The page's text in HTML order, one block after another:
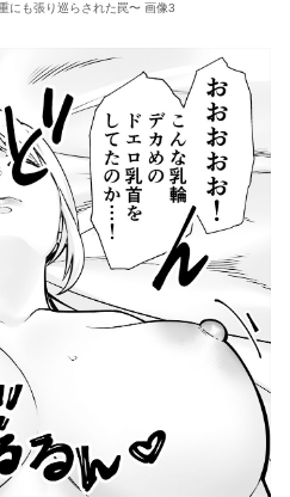
にも張り巡らされた罠〜 画像3